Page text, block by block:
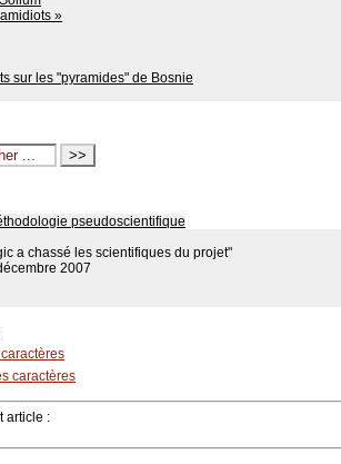
»
sur les "pyramides" de Bosnie
pseudoscientifique
a chassé les scientifiques du projet"
2007
article :